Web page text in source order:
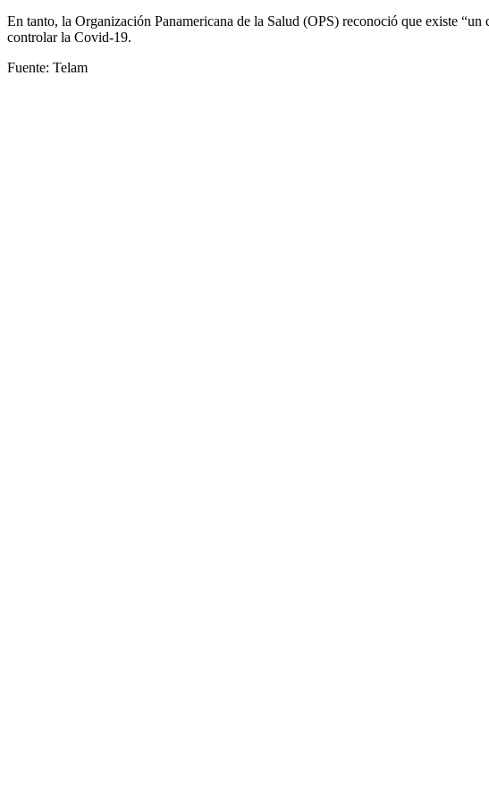
En tanto, la Organización Panamericana de la Salud (OPS) reconoció que existe
controlar la Covid-19.
Fuente: Telam